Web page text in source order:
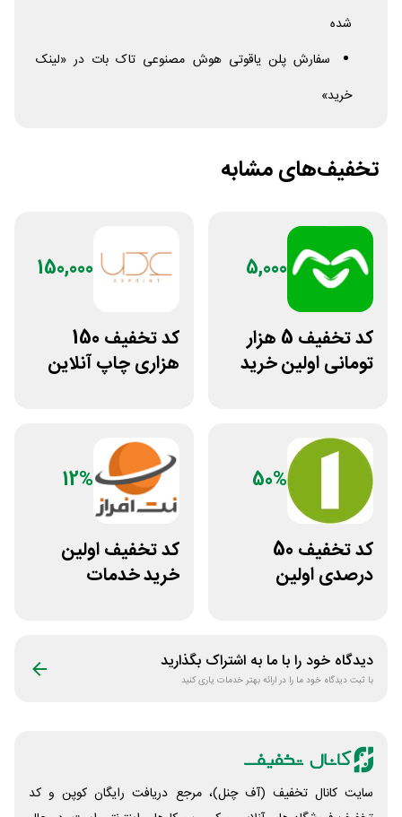
شده
سفارش پلن یاقوتی هوش مصنوعی تاک بات در «لینک
خرید»
تخفیف‌های مشابه
5,000
کد تخفیف 5 هزار
تومانی اولین خرید
150,000
کد تخفیف 150
هزاری چاپ آنلاین
50%
کد تخفیف 50
درصدی اولین
12%
کد تخفیف اولین
خرید خدمات
دیدگاه خود را با ما به اشتراک بگذارید
با ثبت دیدگاه خود ما را در ارائه بهتر خدمات یاری کنید
سایت کانال تخفیف (آف چنل)، مرجع دریافت رایگان کوپن و کد